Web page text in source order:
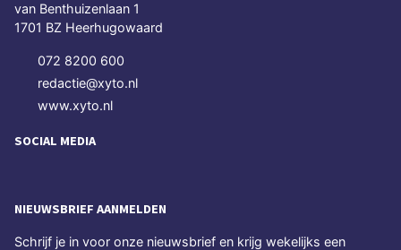
van Benthuizenlaan 1
1701 BZ Heerhugowaard
072 8200 600
redactie@xyto.nl
www.xyto.nl
SOCIAL MEDIA
NIEUWSBRIEF AANMELDEN
Schrijf je in voor onze nieuwsbrief en krijg wekelijks een